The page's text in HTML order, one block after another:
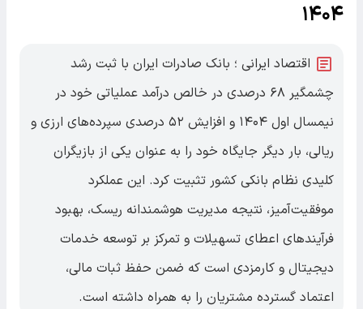
۱۴۰۴
اقتصاد ایرانی ؛ ​بانک صادرات ایران با ثبت رشد
چشمگیر ۶۸ درصدی در خالص درآمد عملیاتی خود در
نیمسال اول ۱۴۰۴ و افزایش ۵۲ درصدی سپرده‌های ارزی و
ریالی، بار دیگر جایگاه خود را به عنوان یکی از بازیگران
کلیدی نظام بانکی کشور تثبیت کرد. این عملکرد
موفقیت‌آمیز، نتیجه مدیریت هوشمندانه ریسک، بهبود
فرآیندهای اعطای تسهیلات و تمرکز بر توسعه خدمات
دیجیتال و کارمزدی است که ضمن حفظ ثبات مالی،
اعتماد گسترده مشتریان را به همراه داشته است.